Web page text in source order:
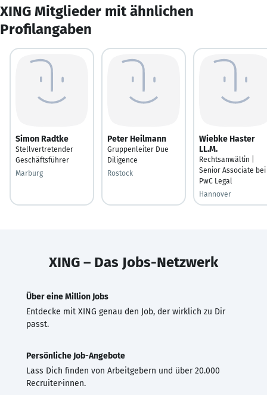
XING Mitglieder mit ähnlichen
Profilangaben
Simon Radtke
Stellvertretender
Geschäftsführer
Marburg
Peter Heilmann
Gruppenleiter Due
Diligence
Rostock
Wiebke Haster
LL.M.
Rechtsanwältin |
Senior Associate bei
PwC Legal
Hannover
XING – Das Jobs-Netzwerk
Über eine Million Jobs
Entdecke mit XING genau den Job, der wirklich zu Dir
passt.
Persönliche Job-Angebote
Lass Dich finden von Arbeitgebern und über 20.000
Recruiter·innen.